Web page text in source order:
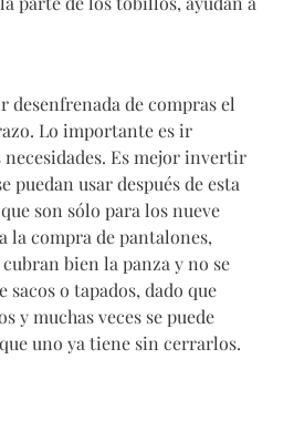
desenfrenada de compras el
Lo importante es ir
Es mejor invertir
puedan usar después de esta
son sólo para los nueve
la compra de pantalones,
bien la panza y no se
sacos o tapados, dado que
y muchas veces se puede
uno ya tiene sin cerrarlos.